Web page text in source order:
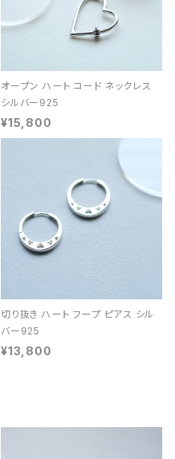
オープン ハート コード ネックレス
シルバー925
¥15,800
切り抜き ハート フープ ピアス シル
バー925
¥13,800